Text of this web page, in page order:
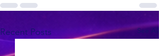
Recent Posts See All